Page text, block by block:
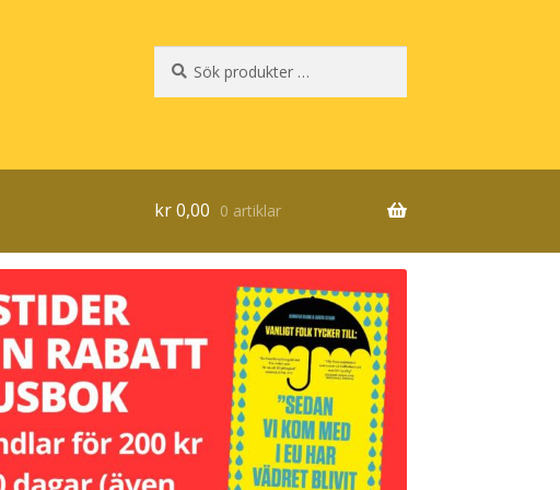
efter:
kr0,00 0 artiklar